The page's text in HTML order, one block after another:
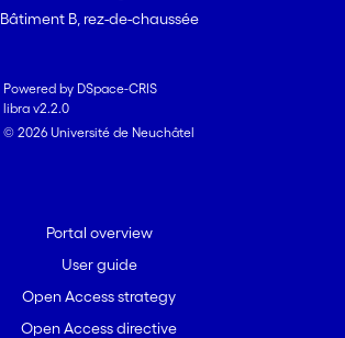
Bâtiment B, rez-de-chaussée
Powered by DSpace-CRIS
libra v2.2.0
© 2026 Université de Neuchâtel
Portal overview
User guide
Open Access strategy
Open Access directive